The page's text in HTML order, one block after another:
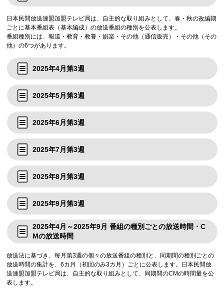
日本民間放送連盟加盟テレビ局は、自主的な取り組みとして、春・秋の改編期
ごとに基本番組表（基本編成）の放送番組の種別を公表します。
番組種別には、報道・教育・教養・娯楽・その他（通信販売）・その他（その
他）の6つがあります。
2025年4月第3週
2025年5月第3週
2025年6月第3週
2025年7月第3週
2025年8月第3週
2025年9月第3週
2025年4月～2025年9月 番組の種別ごとの放送時間・C
Mの放送時間
放送法に基づき、毎月第3週の個々の放送番組の種別と、同期間の種別ごとの
放送時間の集計を、6カ月（初回のみ3カ月）ごとに公表します。日本民間放
送連盟加盟テレビ局は、自主的な取り組みとして、同期間のCMの時間量を公
表します。